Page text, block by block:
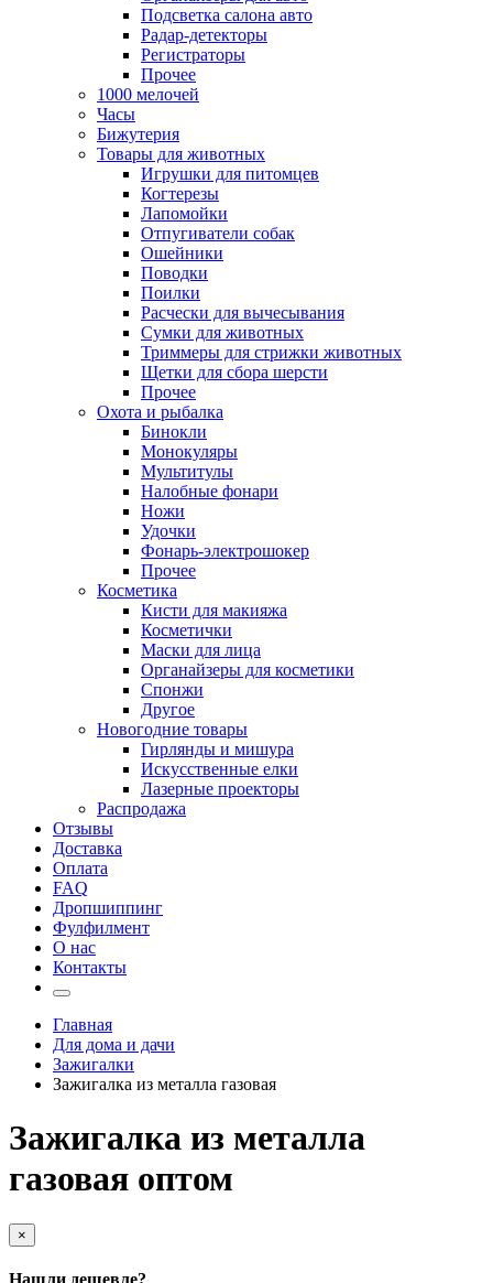
Подсветка салона авто
Радар-детекторы
Регистраторы
Прочее
1000 мелочей
Часы
Бижутерия
Товары для животных
Игрушки для питомцев
Когтерезы
Лапомойки
Отпугиватели собак
Ошейники
Поводки
Поилки
Расчески для вычесывания
Сумки для животных
Триммеры для стрижки животных
Щетки для сбора шерсти
Прочее
Охота и рыбалка
Бинокли
Монокуляры
Мультитулы
Налобные фонари
Ножи
Удочки
Фонарь-электрошокер
Прочее
Косметика
Кисти для макияжа
Косметички
Маски для лица
Органайзеры для косметики
Спонжи
Другое
Новогодние товары
Гирлянды и мишура
Искусственные елки
Лазерные проекторы
Распродажа
Отзывы
Доставка
Оплата
FAQ
Дропшиппинг
Фулфилмент
О нас
Контакты
Главная
Для дома и дачи
Зажигалки
Зажигалка из металла газовая
Зажигалка из металла
газовая оптом
×